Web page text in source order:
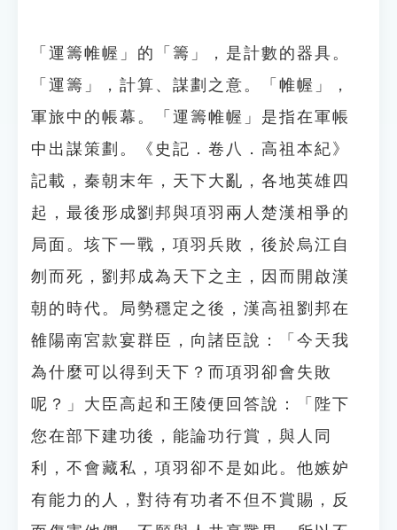
「運籌帷幄」的「籌」，是計數的器具。
「運籌」，計算、謀劃之意。「帷幄」，
軍旅中的帳幕。「運籌帷幄」是指在軍帳
中出謀策劃。《史記．卷八．高祖本紀》
記載，秦朝末年，天下大亂，各地英雄四
起，最後形成劉邦與項羽兩人楚漢相爭的
局面。垓下一戰，項羽兵敗，後於烏江自
刎而死，劉邦成為天下之主，因而開啟漢
朝的時代。局勢穩定之後，漢高祖劉邦在
雒陽南宮款宴群臣，向諸臣說：「今天我
為什麼可以得到天下？而項羽卻會失敗
呢？」大臣高起和王陵便回答說：「陛下
您在部下建功後，能論功行賞，與人同
利，不會藏私，項羽卻不是如此。他嫉妒
有能力的人，對待有功者不但不賞賜，反